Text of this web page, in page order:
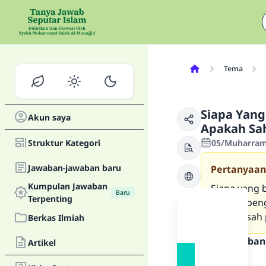
Akun saya
Struktur Kategori
Jawaban-jawaban baru
Kumpulan Jawaban
Terpenting
Baru
Berkas Ilmiah
Artikel
Tema
Siapa
Apakah
05/
Pertanyaan
Siapa yang
kepada
apakah
Teks Jawaban